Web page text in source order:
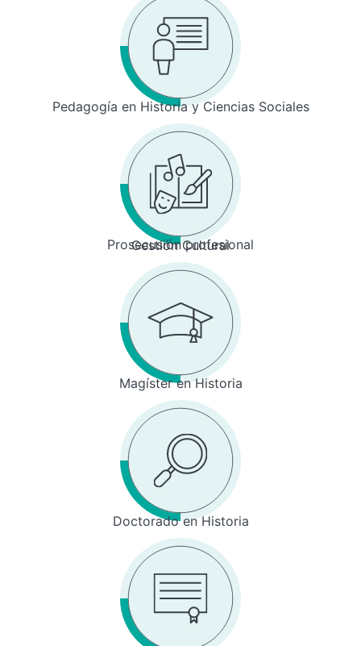
Pedagogía en Historia y Ciencias Sociales
Prosecusión profesional
Gestión Cultural
Magíster en Historia
Doctorado en Historia